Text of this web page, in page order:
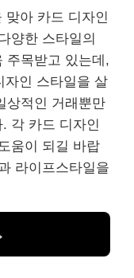
맞아 카드 디자인
양한 스타일의
주목받고 있는데,
자인 스타일을 살
상적인 거래뿐만
각 카드 디자인
움이 되길 바랍
라이프스타일을